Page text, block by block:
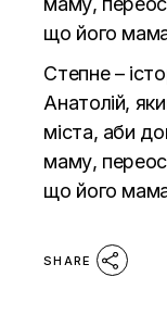
Степне –
Анатолій,
міста, аби
маму,
що його
SHARE